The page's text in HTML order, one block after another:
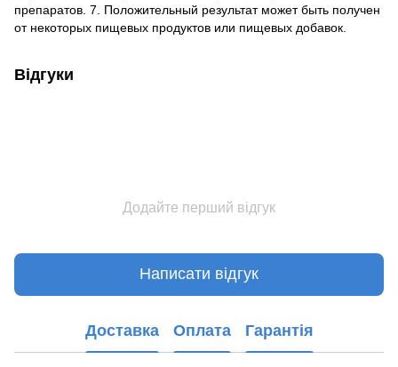
препаратов. 7. Положительный результат может быть получен
от некоторых пищевых продуктов или пищевых добавок.
Відгуки
Додайте перший відгук
Написати відгук
Доставка Оплата Гарантія